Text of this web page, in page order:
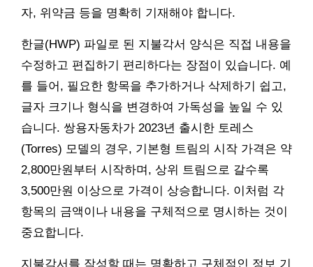
자, 위약금 등을 명확히 기재해야 합니다.
한글(HWP) 파일로 된 지불각서 양식은 직접 내용을
수정하고 편집하기 편리하다는 장점이 있습니다. 예
를 들어, 필요한 항목을 추가하거나 삭제하기 쉽고,
글자 크기나 형식을 변경하여 가독성을 높일 수 있
습니다. 쌍용자동차가 2023년 출시한 토레스
(Torres) 모델의 경우, 기본형 트림의 시작 가격은 약
2,800만원부터 시작하며, 상위 트림으로 갈수록
3,500만원 이상으로 가격이 상승합니다. 이처럼 각
항목의 금액이나 내용을 구체적으로 명시하는 것이
중요합니다.
지불각서를 작성할 때는 명확하고 구체적인 정보 기